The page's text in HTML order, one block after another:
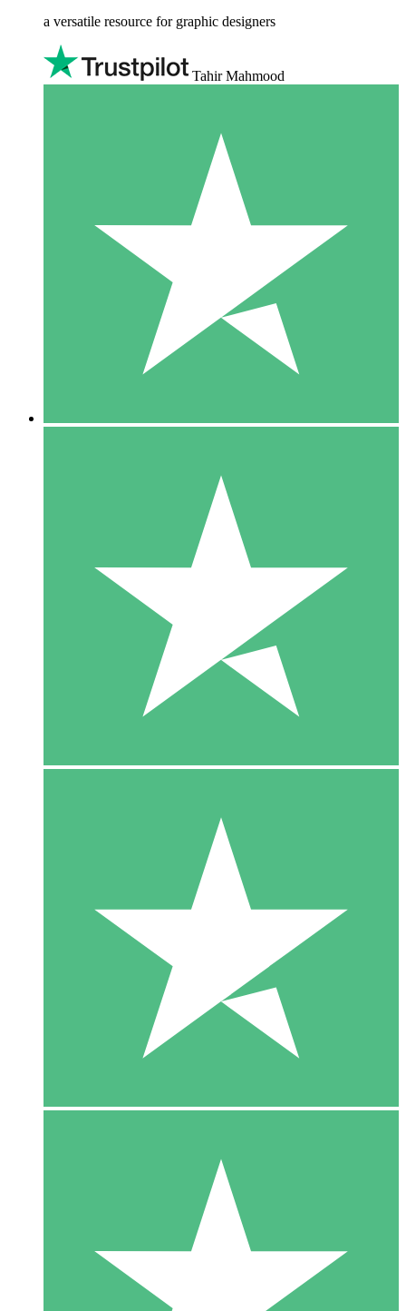
a versatile resource for graphic designers
Tahir Mahmood